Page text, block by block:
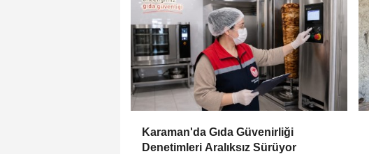
Karaman'da Gıda Güvenirliği
Denetimleri Aralıksız Sürüyor